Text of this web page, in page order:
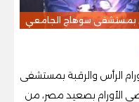
بمستشفى سوهاج الجامعي
الرأس والرقبة بمستشفى
الأورام بصعيد مصر، من